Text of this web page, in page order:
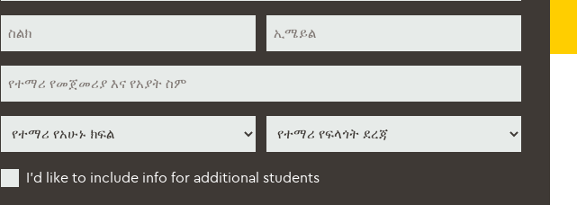
ስም
የአሁኑ
የፍላጎት
*
Additional
Students
I’d like to include info for additional students